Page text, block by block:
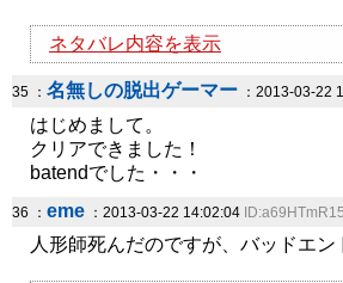
ネタバレ内容を表示
35 ： 名無しの脱出ゲーマー ：2013-03-22
はじめまして。
クリアできました！
batendでした・・・
36 ： eme ：2013-03-22 14:02:04
人形師死んだのですが、バッドエン